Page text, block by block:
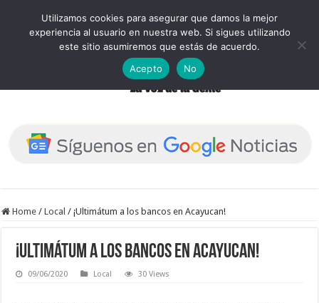
Home / Local / ¡Ultimátum a los bancos en Acayucan!
¡Ultimátum a los bancos en Acayucan!
09/06/2020 Local 30 Views
Utilizamos cookies para asegurar que damos la mejor
experiencia al usuario en nuestra web. Si sigues utilizando
este sitio asumiremos que estás de acuerdo.
Acepto
No